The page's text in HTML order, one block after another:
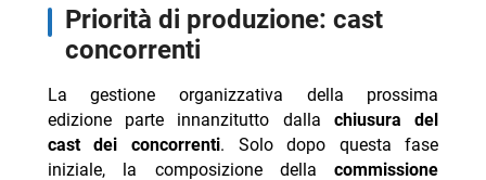
priorità di produzione: cast
concorrenti
La gestione organizzativa della prossima
edizione parte innanzitutto dalla chiusura del
cast dei concorrenti. Solo dopo questa fase
iniziale, la composizione dellacommissione